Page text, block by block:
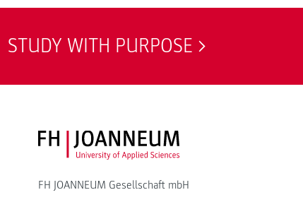
STUDY WITH PURPOSE
FH JOANNEUM Logo
FH JOANNEUM Gesellschaft mbH